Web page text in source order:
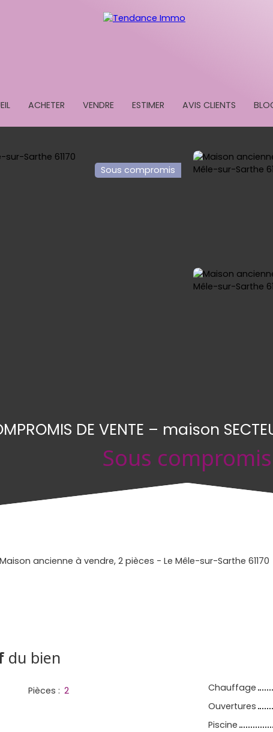
ACHETER VENDRE ESTIMER AVIS CLIENTS
Sous compromis
DE VENTE – maison
Sous compromis
Maison ancienne à vendre, 2 pièces - Le Mêle-sur-Sarthe 61170
du bien
Pièces : 2 Chauffage
Ouvertures
Piscine